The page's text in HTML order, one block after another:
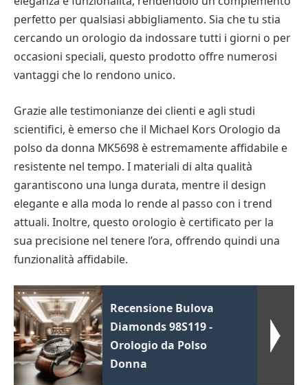
perfetto per qualsiasi abbigliamento. Sia che tu stia
cercando un orologio da indossare tutti i giorni o per
occasioni speciali, questo prodotto offre numerosi
vantaggi che lo rendono unico.
Grazie alle testimonianze dei clienti e agli studi
scientifici, è emerso che il Michael Kors Orologio da
polso da donna MK5698 è estremamente affidabile e
resistente nel tempo. I materiali di alta qualità
garantiscono una lunga durata, mentre il design
elegante e alla moda lo rende al passo con i trend
attuali. Inoltre, questo orologio è certificato per la
sua precisione nel tenere l’ora, offrendo quindi una
funzionalità affidabile.
Recensione Bulova
Diamonds 98S119 -
Orologio da Polso
Donna